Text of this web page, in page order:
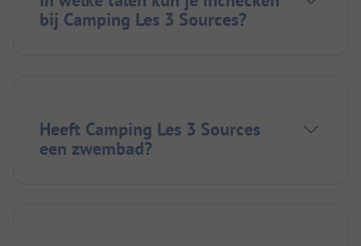
bij Camping Les 3 Sources?
Heeft Camping Les 3 Sources
een zwembad?